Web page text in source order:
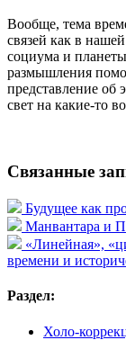
Вообще, тема
связей как в
социума и
размышления
представление об
свет на какие-то
Связанные
Будущее как
Манвантара и
«Линейная»,
времени и
Раздел:
Холо-